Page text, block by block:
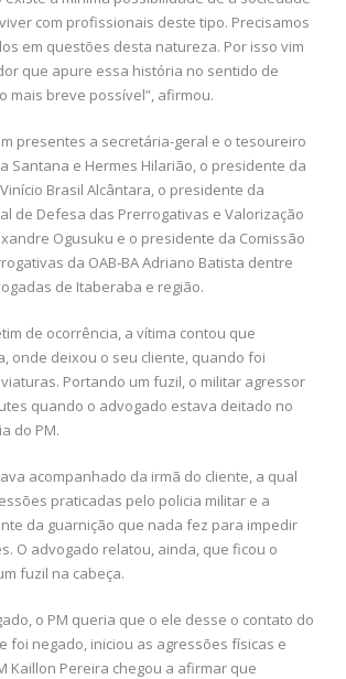
com profissionais deste tipo. Precisamos
em questões desta natureza. Por isso vim
que apure essa história no sentido de
mais breve possível”, afirmou.
presentes a secretária-geral e o tesoureiro
Santana e Hermes Hilarião, o presidente da
Brasil Alcântara, o presidente da
de Defesa das Prerrogativas e Valorização
Ogusuku e o presidente da Comissão
da OAB-BA Adriano Batista dentre
de Itaberaba e região.
de ocorrência, a vítima contou que
onde deixou o seu cliente, quando foi
Portando um fuzil, o militar agressor
quando o advogado estava deitado no
do PM.
acompanhado da irmã do cliente, a qual
praticadas pelo policia militar e a
da guarnição que nada fez para impedir
O advogado relatou, ainda, que ficou o
fuzil na cabeça.
o PM queria que o ele desse o contato do
foi negado, iniciou as agressões físicas e
Kaillon Pereira chegou a afirmar que